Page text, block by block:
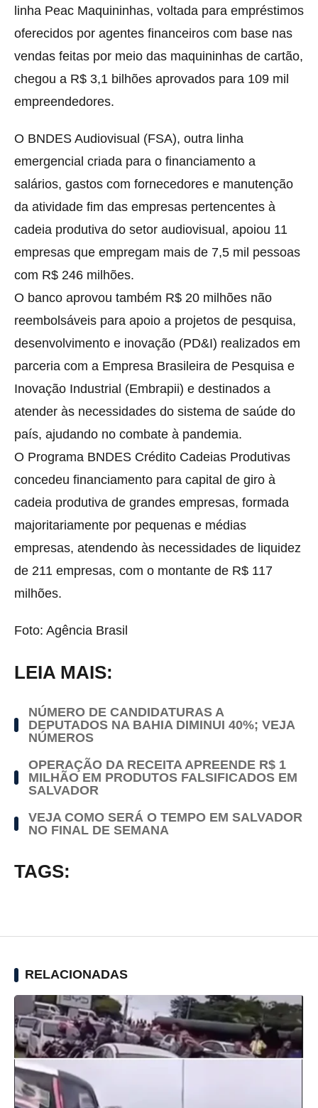
linha Peac Maquininhas, voltada para empréstimos
oferecidos por agentes financeiros com base nas
vendas feitas por meio das maquininhas de cartão,
chegou a R$ 3,1 bilhões aprovados para 109 mil
empreendedores.
O BNDES Audiovisual (FSA), outra linha
emergencial criada para o financiamento a
salários, gastos com fornecedores e manutenção
da atividade fim das empresas pertencentes à
cadeia produtiva do setor audiovisual, apoiou 11
empresas que empregam mais de 7,5 mil pessoas
com R$ 246 milhões.
O banco aprovou também R$ 20 milhões não
reembolsáveis para apoio a projetos de pesquisa,
desenvolvimento e inovação (PD&I) realizados em
parceria com a Empresa Brasileira de Pesquisa e
Inovação Industrial (Embrapii) e destinados a
atender às necessidades do sistema de saúde do
país, ajudando no combate à pandemia.
O Programa BNDES Crédito Cadeias Produtivas
concedeu financiamento para capital de giro à
cadeia produtiva de grandes empresas, formada
majoritariamente por pequenas e médias
empresas, atendendo às necessidades de liquidez
de 211 empresas, com o montante de R$ 117
milhões.
Foto: Agência Brasil
LEIA MAIS:
NÚMERO DE CANDIDATURAS A
DEPUTADOS NA BAHIA DIMINUI 40%; VEJA
NÚMEROS
OPERAÇÃO DA RECEITA APREENDE R$ 1
MILHÃO EM PRODUTOS FALSIFICADOS EM
SALVADOR
VEJA COMO SERÁ O TEMPO EM SALVADOR
NO FINAL DE SEMANA
TAGS:
RELACIONADAS